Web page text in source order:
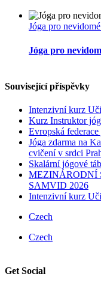
Jóga pro
Jóga pro
Související příspěvky
Intenzivní kurz
Kurz Instruktor
Evropská
Jóga zdarma na
cvičení v srdci
Skalární jógové
MEZINÁRODNÍ
SAMVID 2026
Intenzivní kurz
Czech
Czech
Get Social